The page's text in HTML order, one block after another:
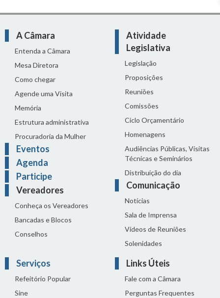
A Câmara
Entenda a Câmara
Mesa Diretora
Como chegar
Agende uma Visita
Memória
Estrutura administrativa
Procuradoria da Mulher
Eventos
Agenda
Participe
Vereadores
Conheça os Vereadores
Bancadas e Blocos
Conselhos
Atividade
Legislativa
Legislação
Proposições
Reuniões
Comissões
Ciclo Orçamentário
Homenagens
Audiências Públicas, Visitas
Técnicas e Seminários
Distribuição do dia
Comunicação
Notícias
Sala de Imprensa
Vídeos de Reuniões
Solenidades
Serviços
Refeitório Popular
Sine
Links Úteis
Fale com a Câmara
Perguntas Frequentes